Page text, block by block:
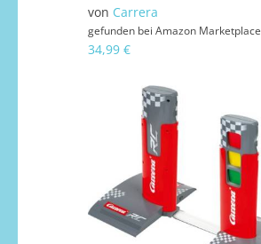
von Carrera
gefunden bei Amazon Marketplace
34,99 €